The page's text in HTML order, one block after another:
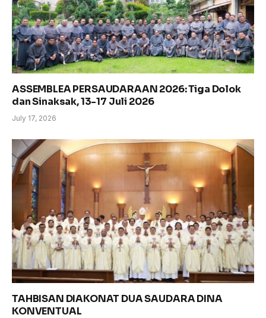
ASSEMBLEA PERSAUDARAAN 2026: Tiga Dolok
dan Sinaksak, 13-17 Juli 2026
July 17, 2026
TAHBISAN DIAKONAT DUA SAUDARA DINA
KONVENTUAL